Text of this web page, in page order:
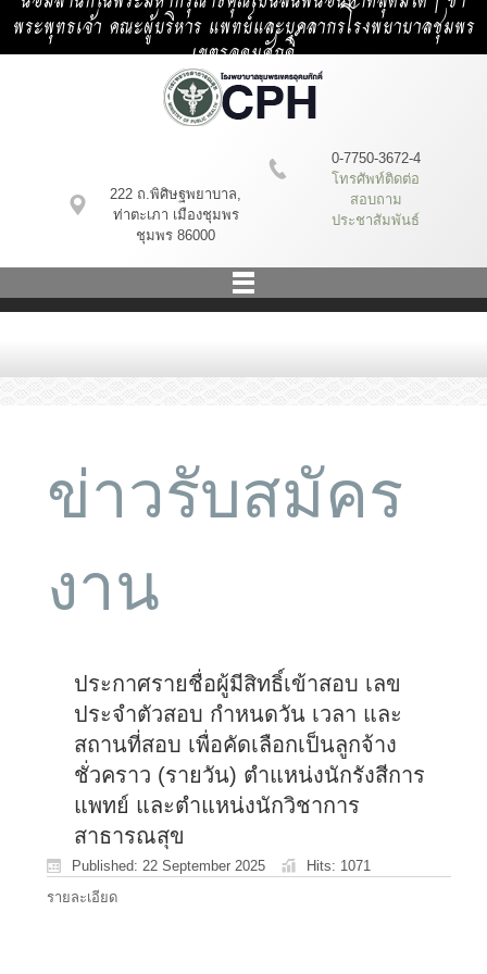
พระพุทธเจ้า คณะผู้บริหาร แพทย์และบุคลากรโรงพยาบาลชุมพร
เขตรอุดมศักดิ์
222 ถ.พิศิษฐพยาบาล,
ท่าตะเภา เมืองชุมพร
ชุมพร 86000
0-7750-3672-4
โทรศัพท์ติดต่อ
สอบถาม
ประชาสัมพันธ์
ข่าวรับสมัคร
งาน
ประกาศรายชื่อผู้มีสิทธิ์เข้าสอบ เลข
ประจำตัวสอบ กำหนดวัน เวลา และ
สถานที่สอบ เพื่อคัดเลือกเป็นลูกจ้าง
ชั่วคราว (รายวัน) ตำแหน่งนักรังสีการ
แพทย์ และตำแหน่งนักวิชาการ
สาธารณสุข
Published: 22 September 2025
Hits: 1071
รายละเอียด